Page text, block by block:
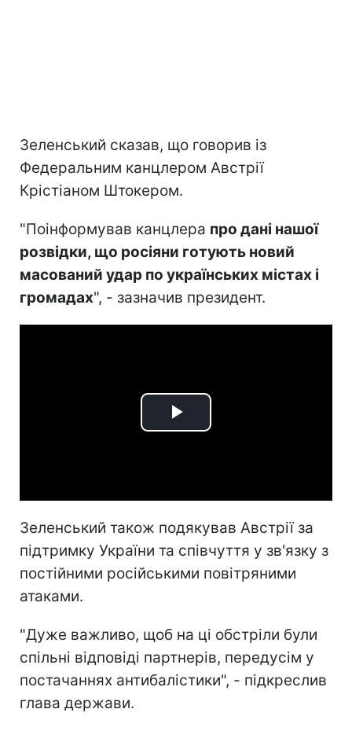
Зеленський сказав, що говорив із
Федеральним канцлером Австрії
Крістіаном Штокером.
"Поінформував канцлера про дані нашої
розвідки, що росіяни готують новий
масований удар по українських містах і
громадах", - зазначив президент.
Play
Зеленський також подякував Австрії за
підтримку України та співчуття у зв'язку з
постійними російськими повітряними
атаками.
"Дуже важливо, щоб на ці обстріли були
спільні відповіді партнерів, передусім у
постачаннях антибалістики", - підкреслив
глава держави.